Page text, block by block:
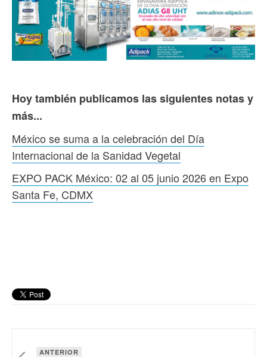
Hoy también publicamos las siguientes notas y
más...
México se suma a la celebración del Día
Internacional de la Sanidad Vegetal
EXPO PACK México: 02 al 05 junio 2026 en Expo
Santa Fe, CDMX
ANTERIOR